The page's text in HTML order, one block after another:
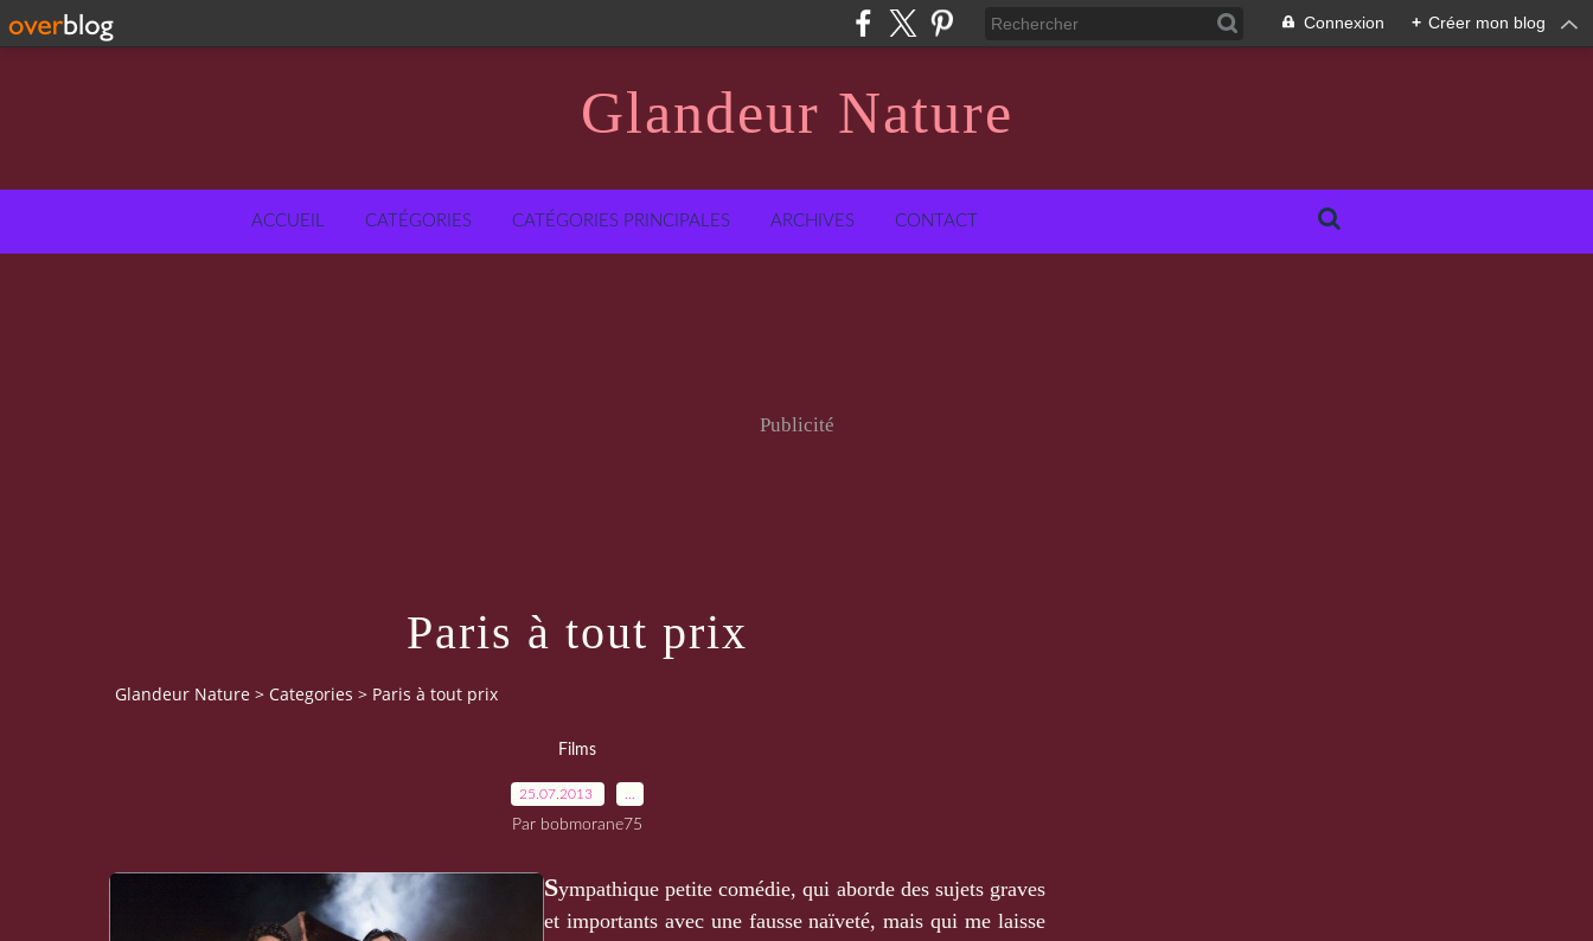
Connexion + Créer mon blog
Glandeur Nature
ACCUEIL CATÉGORIES CATÉGORIES PRINCIPALES ARCHIVES CONTACT
Publicité
Paris à tout prix
Glandeur Nature > Categories > Paris à tout prix
Films
25.07.2013
Par bobmorane75
Sympathique petite comédie, qui aborde des sujets graves
et importants avec une fausse naïveté, mais qui me laisse